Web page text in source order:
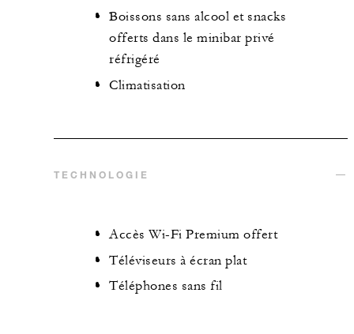
Boissons sans alcool et snacks
offerts dans le minibar privé
réfrigéré
Climatisation
TECHNOLOGIE
Accès Wi-Fi Premium offert
Téléviseurs à écran plat
Téléphones sans fil